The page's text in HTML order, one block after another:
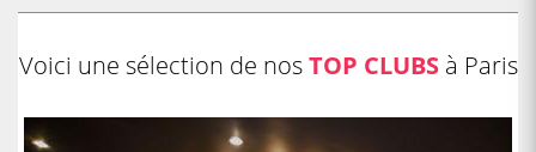
Voici une sélection de nosTOP CLUBSà Paris